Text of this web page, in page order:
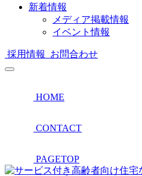
新着情報
メディア掲載情報
イベント情報
採用情報 お問合わせ
HOME
CONTACT
PAGETOP